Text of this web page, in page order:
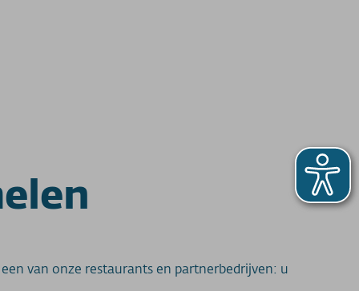
van onze restaurants en partnerbedrijven: u